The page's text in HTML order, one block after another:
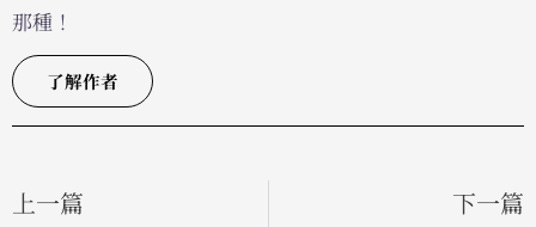
那種！
了解作者
上一篇 下一篇